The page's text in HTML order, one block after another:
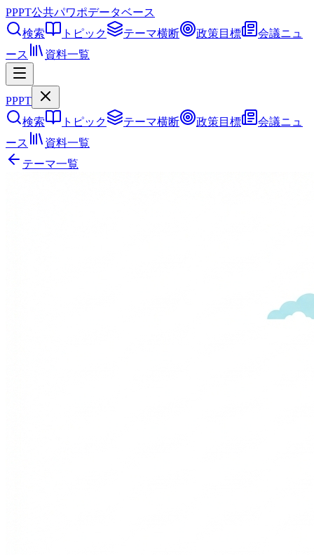
PPPT公共パワポデータベース
検索
トピック テーマ横断 政策目標
会議ニュ
ース
資料一覧
PPPT
検索
トピック テーマ横断 政策目標
会議ニュ
ース
資料一覧
テーマ一覧